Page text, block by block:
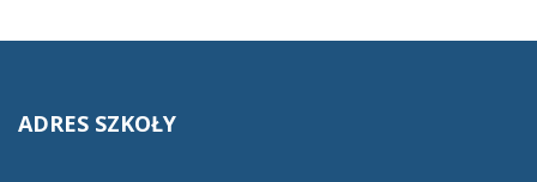
ADRES SZKOŁY